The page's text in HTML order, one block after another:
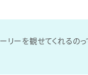
リーを観せてくれるの